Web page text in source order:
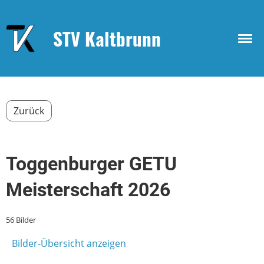
STV Kaltbrunn
Zurück
Toggenburger GETU
Meisterschaft 2026
56 Bilder
Bilder-Übersicht anzeigen